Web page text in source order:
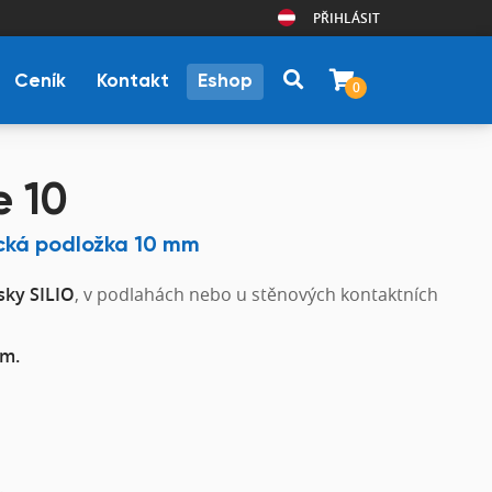
PŘIHLÁSIT
Ceník Kontakt Eshop 0
10
podložka 10 mm
SILIO, v podlahách nebo u stěnových kontaktních